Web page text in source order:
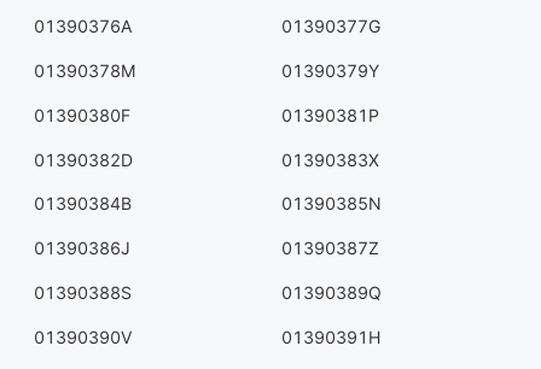
01390376A 01390377G
01390378M 01390379Y
01390380F 01390381P
01390382D 01390383X
01390384B 01390385N
01390386J 01390387Z
01390388S 01390389Q
01390390V 01390391H